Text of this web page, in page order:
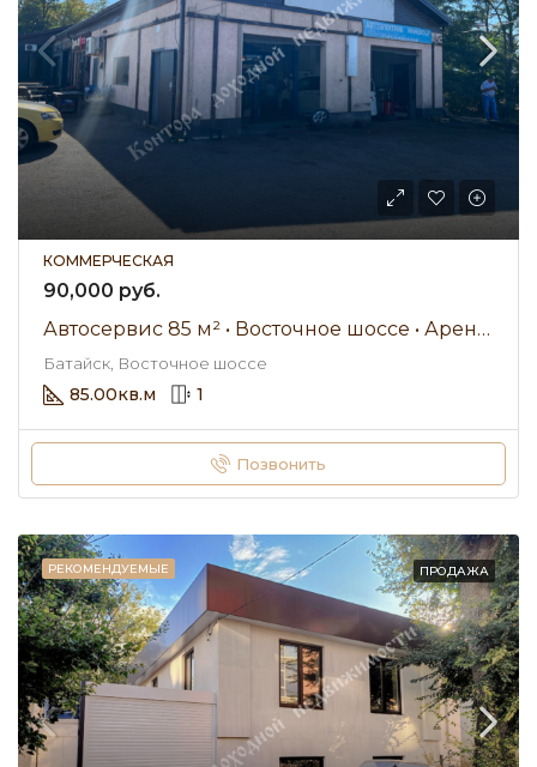
КОММЕРЧЕСКАЯ
90,000 руб.
Автосервис 85 м² • Восточное шоссе • Аренда 90 000 ₽/мес
Батайск, Восточное шоссе
85.00кв.м 1
Позвонить
РЕКОМЕНДУЕМЫЕ ПРОДАЖА